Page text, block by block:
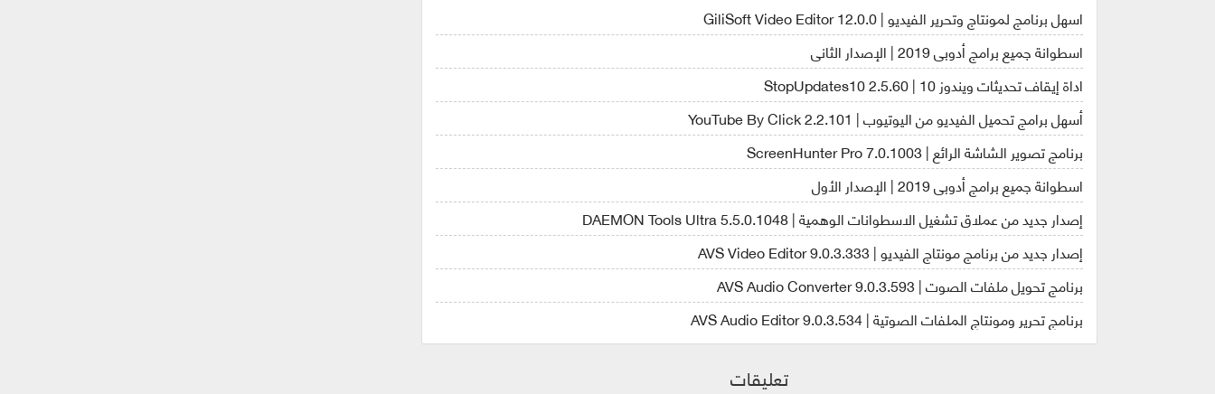
اسهل برنامج لمونتاج وتحرير الفيديو | GiliSoft Video Editor 12.0.0
اسطوانة جميع برامج أدوبى 2019 | الإصدار الثانى
اداة إيقاف تحديثات ويندوز 10 | StopUpdates10 2.5.60
أسهل برامج تحميل الفيديو من اليوتيوب | YouTube By Click 2.2.101
برنامج تصوير الشاشة الرائع | ScreenHunter Pro 7.0.1003
اسطوانة جميع برامج أدوبى 2019 | الإصدار الأول
إصدار جديد من عملاق تشغيل الاسطوانات الوهمية | DAEMON Tools Ultra 5.5.0.1048
إصدار جديد من برنامج مونتاج الفيديو | AVS Video Editor 9.0.3.333
برنامج تحويل ملفات الصوت | AVS Audio Converter 9.0.3.593
برنامج تحرير ومونتاج الملفات الصوتية | AVS Audio Editor 9.0.3.534
تعليقات